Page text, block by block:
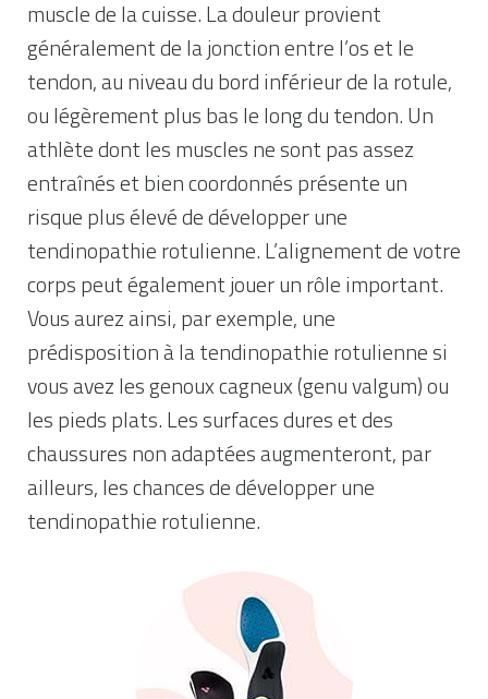
muscle de la cuisse. La douleur provient
généralement de la jonction entre l’os et le
tendon, au niveau du bord inférieur de la rotule,
ou légèrement plus bas le long du tendon. Un
athlète dont les muscles ne sont pas assez
entraînés et bien coordonnés présente un
risque plus élevé de développer une
tendinopathie rotulienne. L’alignement de votre
corps peut également jouer un rôle important.
Vous aurez ainsi, par exemple, une
prédisposition à la tendinopathie rotulienne si
vous avez les genoux cagneux (genu valgum) ou
les pieds plats. Les surfaces dures et des
chaussures non adaptées augmenteront, par
ailleurs, les chances de développer une
tendinopathie rotulienne.